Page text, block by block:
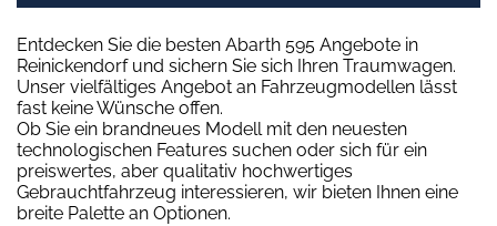
Entdecken Sie die besten Abarth 595 Angebote in
Reinickendorf und sichern Sie sich Ihren Traumwagen.
Unser vielfältiges Angebot an Fahrzeugmodellen lässt
fast keine Wünsche offen.
Ob Sie ein brandneues Modell mit den neuesten
technologischen Features suchen oder sich für ein
preiswertes, aber qualitativ hochwertiges
Gebrauchtfahrzeug interessieren, wir bieten Ihnen eine
breite Palette an Optionen.